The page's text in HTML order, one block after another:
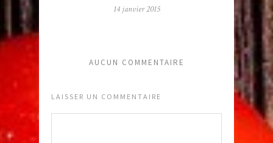
14 janvier 2015
AUCUN COMMENTAIRE
LAISSER UN COMMENTAIRE